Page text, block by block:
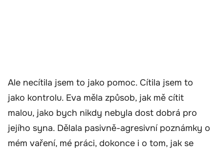
Ale necítila jsem to jako pomoc. Cítila jsem to
jako kontrolu. Eva měla způsob, jak mě cítit
malou, jako bych nikdy nebyla dost dobrá pro
jejího syna. Dělala pasivně-agresivní poznámky o
mém vaření, mé práci, dokonce i o tom, jak se